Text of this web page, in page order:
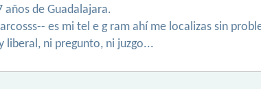
años de Guadalajara.
es mi tel e g ram ahí me localizas sin
liberal, ni pregunto, ni juzgo...